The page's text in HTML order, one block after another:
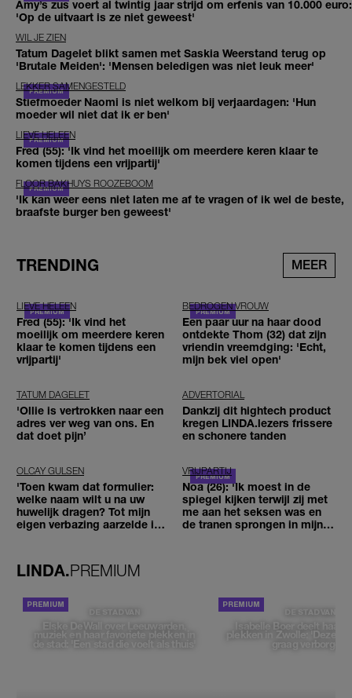
Amy’s zus voert al twintig jaar strijd om erfenis van 10.000 euro:
'Op de uitvaart is ze niet geweest'
WIL JE ZIEN
Tatum Dagelet blikt samen met Saskia Weerstand terug op
'Brutale Meiden': 'Mensen beledigen was niet leuk meer'
LEKKER SAMENGESTELD
Stiefmoeder Naomi is niet welkom bij verjaardagen: 'Hun
moeder wil niet dat ik er ben'
LIEVE HELEEN
Fred (55): 'Ik vind het moeilijk om meerdere keren klaar te
komen tijdens een vrijpartij'
FLOOR BAKHUYS ROOZEBOOM
'Ik kan weer eens niet laten me af te vragen of ik wel de beste,
braafste burger ben geweest'
TRENDING MEER
LIEVE HELEEN
Fred (55): 'Ik vind het
moeilijk om meerdere keren
klaar te komen tijdens een
vrijpartij'
BEDROGEN VROUW
Een paar uur na haar dood
ontdekte Thom (32) dat zijn
vriendin vreemdging: 'Echt,
mijn bek viel open'
TATUM DAGELET
'Ollie is vertrokken naar een
adres ver weg van ons. En
dat doet pijn’
ADVERTORIAL
Dankzij dit hightech product
kregen LINDA.lezers frissere
en schonere tanden
OLCAY GULSEN
'Toen kwam dat formulier:
welke naam wilt u na uw
huwelijk dragen? Tot mijn
eigen verbazing aarzelde ik
VRIJPARTIJ
Noa (26): 'Ik moest in de
spiegel kijken terwijl zij met
me aan het seksen was en
de tranen sprongen in mijn
LINDA.PREMIUM
DE STAD VAN
Elske DeWall over Leeuwarden,
muziek en haar favoriete plekken in
de stad: 'Een stad die voelt als thuis'
DE STAD VAN
Isabelle Boer deelt haar
plekken in Zwolle: 'Deze
graag verborgen'